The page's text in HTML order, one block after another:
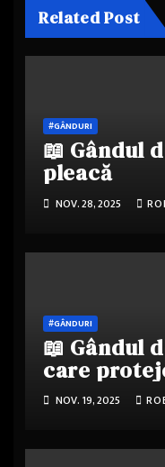
Related Post
#GÂNDURI
📖 Gândul
pleacă
NOV. 28, 2025
#GÂNDURI
📖 Gândul
care
NOV. 19, 2025